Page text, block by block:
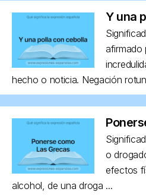
Y una
afirmado
hecho o noticia. Negación
o
efectos
alcohol, de una droga ...